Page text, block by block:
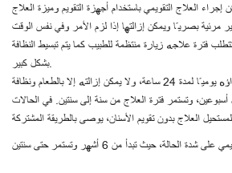
إجراء العلاج التقويمي باستخدام أجهزة التقويم وميزة العلاج
مرئية بصريًا ويمكن إزالتها إذا لزم الأمر وفي نفس الوقت
فترة علاجه زيارة منتظمة للطبيب كما يتم تبسيط النظافة
بشكل كبير.
لتحقيق نتيجة سريعة يجب ارتداؤه يوميًا لمدة 24 ساعة، ولا يمكن إزالته إلا بالطعام ونظافة
أسبوعين، وتستمر فترة العلاج من سنة إلى سنتين. في الحالات